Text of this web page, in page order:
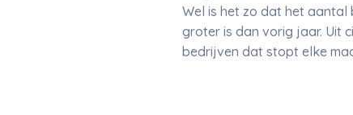
Wel is het zo dat het
groter is dan vorig jaar. Uit
bedrijven dat stopt elke